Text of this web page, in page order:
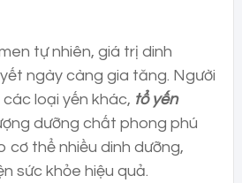
tự nhiên, giá trị dinh
ngày càng gia tăng. Người
loại yến khác, tổ yến
dưỡng chất phong phú
cơ thể nhiều dinh dưỡng,
sức khỏe hiệu quả.